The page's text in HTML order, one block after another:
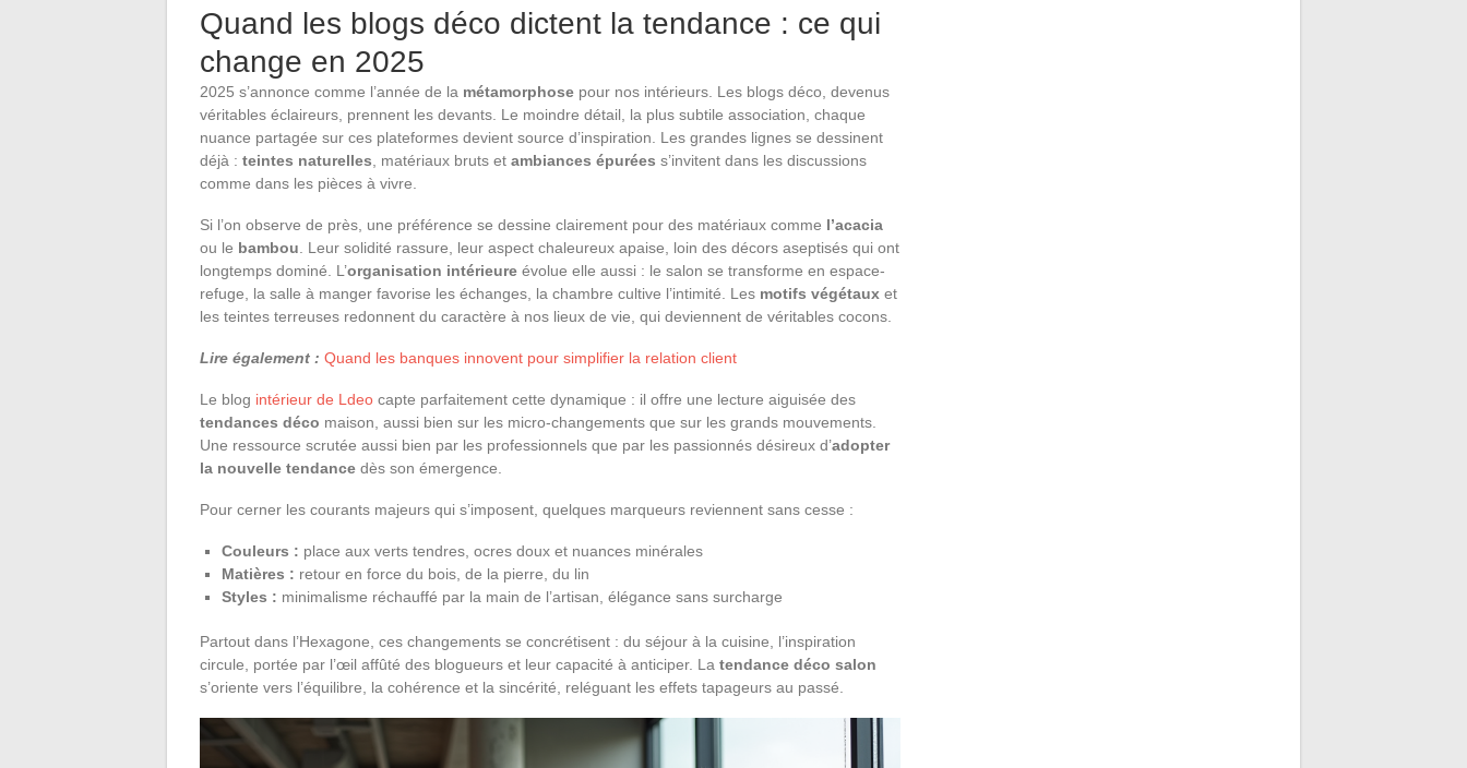
Quand les blogs déco dictent la tendance : ce qui
change en 2025
2025 s’annonce comme l’année de la métamorphose pour nos intérieurs. Les blogs déco, devenus
véritables éclaireurs, prennent les devants. Le moindre détail, la plus subtile association, chaque
nuance partagée sur ces plateformes devient source d’inspiration. Les grandes lignes se dessinent
déjà : teintes naturelles , matériaux bruts et ambiances épurées s’invitent dans les discussions
comme dans les pièces à vivre.
Si l’on observe de près, une préférence se dessine clairement pour des matériaux comme l’acacia
ou le bambou . Leur solidité rassure, leur aspect chaleureux apaise, loin des décors aseptisés qui ont
longtemps dominé. L’organisation intérieure évolue elle aussi : le salon se transforme en espace-
refuge, la salle à manger favorise les échanges, la chambre cultive l’intimité. Les motifs végétaux et
les teintes terreuses redonnent du caractère à nos lieux de vie, qui deviennent de véritables cocons.
Lire également : Quand les banques innovent pour simplifier la relation client
Le blog intérieur de Ldeo capte parfaitement cette dynamique : il offre une lecture aiguisée des
tendances déco maison, aussi bien sur les micro-changements que sur les grands mouvements.
Une ressource scrutée aussi bien par les professionnels que par les passionnés désireux d’adopter
la nouvelle tendance dès son émergence.
Pour cerner les courants majeurs qui s’imposent, quelques marqueurs reviennent sans cesse :
Couleurs : place aux verts tendres, ocres doux et nuances minérales
Matières : retour en force du bois, de la pierre, du lin
Styles : minimalisme réchauffé par la main de l’artisan, élégance sans surcharge
Partout dans l’Hexagone, ces changements se concrétisent : du séjour à la cuisine, l’inspiration
circule, portée par l’œil affûté des blogueurs et leur capacité à anticiper. La tendance déco salon
s’oriente vers l’équilibre, la cohérence et la sincérité, reléguant les effets tapageurs au passé.